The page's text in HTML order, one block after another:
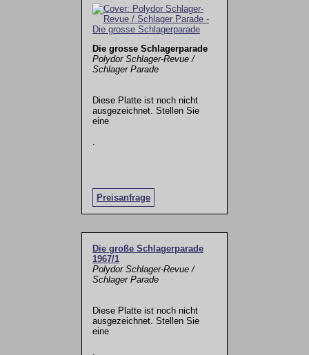
Die grosse Schlagerparade
Polydor Schlager-Revue /
Schlager Parade
Diese Platte ist noch nicht
ausgezeichnet. Stellen Sie
eine
Preisanfrage
Die große Schlagerparade
1967/1
Polydor Schlager-Revue /
Schlager Parade
Diese Platte ist noch nicht
ausgezeichnet. Stellen Sie
eine